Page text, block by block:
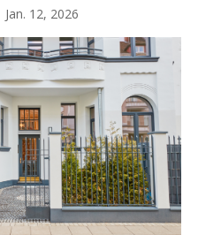
Jan. 12, 2026